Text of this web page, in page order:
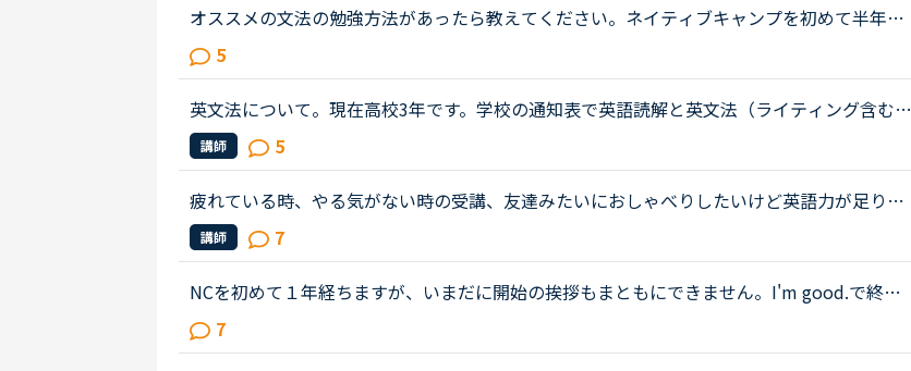
オススメの文法の勉強方法があったら教えてください。ネイティブキャンプを初めて半年ほ
ど経つものです。（２４歳 女）目的は海外の友達と話せるようになりたい。日常会話をマ
スターしたと思い始めました。レベ...
5
英文法について。現在高校3年です。学校の通知表で英語読解と英文法（ライティング含む）
の授業があるのですが、10段階評価でいつも読解が10、文法が7のようにどうしてものびな
いんです。文法の教材としてはスク...
講師 5
疲れている時、やる気がない時の受講、友達みたいにおしゃべりしたいけど英語力が足りな
い こんにちは。上記についてです。元々元気がない方で食後や夕方することがないと寝て
しまいます。昼夜逆転になるので、...
講師 7
NCを初めて１年経ちますが、いまだに開始の挨拶もまともにできません。I'm good.で終わ
らせて、「今日の予定は？」など急に振られた質問にうまく答えられず、レッスン中に講師
に質問すらできません。NCはカランか...
7